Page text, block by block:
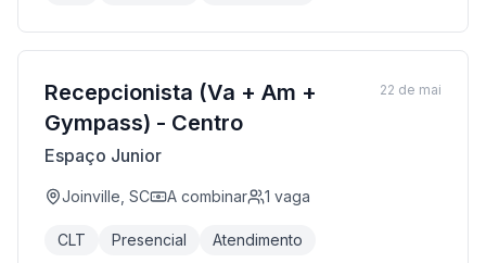
Recepcionista (Va + Am +
Gympass) - Centro
Espaço Junior
Joinville, SC A combinar 1 vaga
CLT Presencial Atendimento
22 de mai